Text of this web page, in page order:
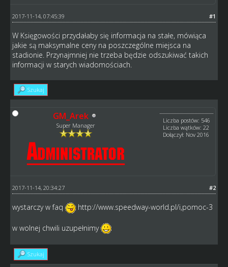
#1
2017-11-14, 07:45:39
W Księgowości przydałaby się informacja na stałe, mówiąca
jakie są maksymalne ceny na poszczególne miejsca na
stadionie. Przynajmniej nie trzeba będzie odszukiwać takich
informacji w starych wiadomościach.
Szukaj
GM_Arek
Super Manager
Liczba postów: 546
Liczba wątków: 22
Dołączył: Nov 2016
#2
2017-11-14, 20:34:27
wystarczy w faq http://www.speedway-world.pl/i,pomoc-3
w wolnej chwili uzupełnimy
Szukaj